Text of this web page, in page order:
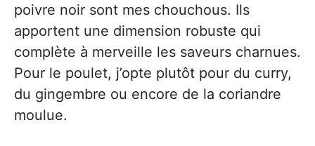
poivre noir sont mes chouchous. Ils
apportent une dimension robuste qui
complète à merveille les saveurs charnues.
Pour le poulet, j’opte plutôt pour du curry,
du gingembre ou encore de la coriandre
moulue.